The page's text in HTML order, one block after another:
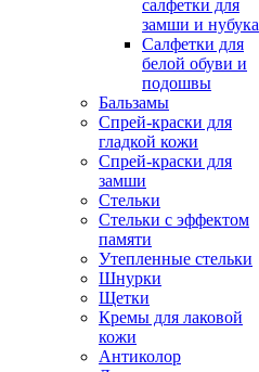
салфетки для
замши и нубука
Салфетки для
белой обуви и
подошвы
Бальзамы
Спрей-краски для
гладкой кожи
Спрей-краски для
замши
Стельки
Стельки с эффектом
памяти
Утепленные стельки
Шнурки
Щетки
Кремы для лаковой
кожи
Антиколор